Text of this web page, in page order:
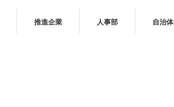
推進企業 人事部 自治体